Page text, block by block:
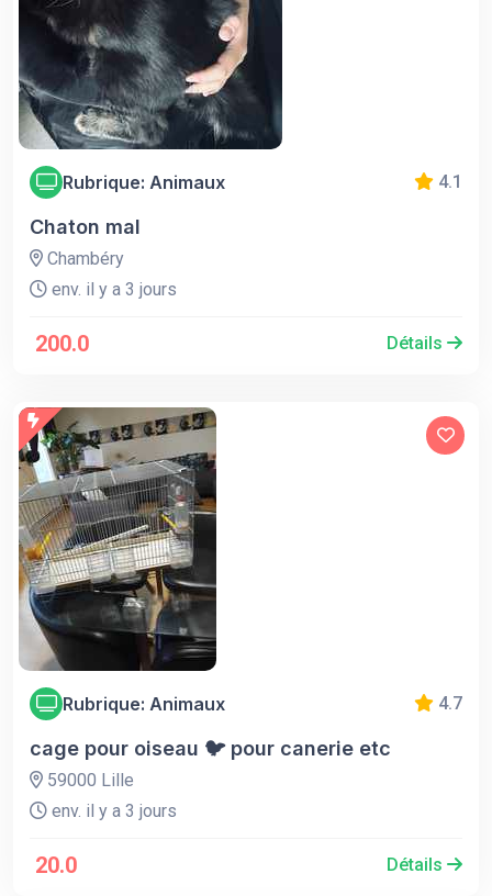
Rubrique: Animaux 4.1
Chaton mal
Chambéry
env. il y a 3 jours
200.0 Détails
Rubrique: Animaux 4.7
cage pour oiseau 🐦 pour canerie etc
59000 Lille
env. il y a 3 jours
20.0 Détails